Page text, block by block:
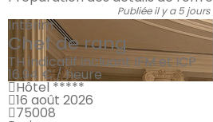
Publiée il y a 5 jours
Intérim
Chef de rang
TH indicatif incluant IFM et ICP
16.94 € / heure
Hôtel *****
16 août 2026
75008